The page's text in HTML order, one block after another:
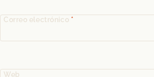
Correo electrónico *
Web